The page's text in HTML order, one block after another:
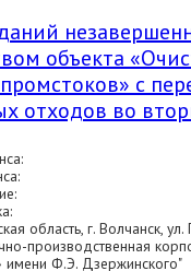
объекта
с
отходов во
область, г. Волчанск,
производственная
имени Ф.Э. Дзержинского"